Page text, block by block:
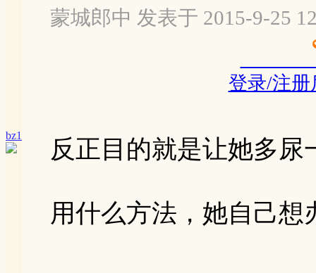
bz1
蒙城郎中 发表于 2015-9-25
登录/注册
反正目的就是让她多
用什么方法，她自己想